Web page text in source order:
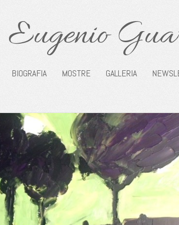
Eugenio
BIOGRAFIA MOSTRE GALLERIA